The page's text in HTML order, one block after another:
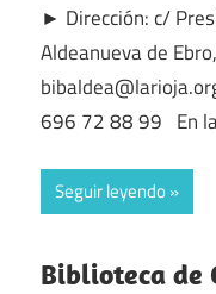
► Dirección: c/
Aldeanueva de
696 72 88 99 En
Seguir leyendo
Biblioteca de